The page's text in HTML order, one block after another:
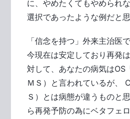
に、やめたくてもやめられ
選択であったような例だと思
「信念を持つ」外来主治医
今現在は安定しており再発
対して、あなたの病気はOS
ＭＳ）と言われているが、
Ｓ）とは病態が違うものと
ら再発予防の為にベタフェ